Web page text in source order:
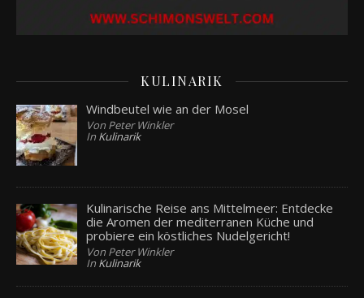
KULINARIK
Windbeutel wie an der Mosel
Von Peter Winkler
In Kulinarik
Kulinarische Reise ans Mittelmeer: Entdecke
die Aromen der mediterranen Küche und
probiere ein köstliches Nudelgericht!
Von Peter Winkler
In Kulinarik